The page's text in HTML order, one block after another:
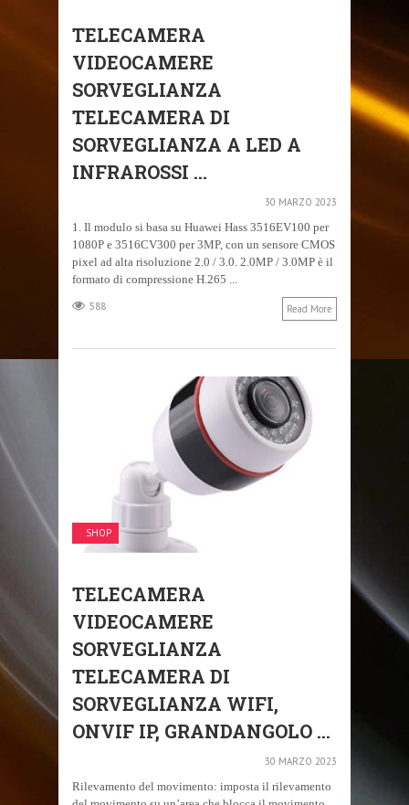
TELECAMERA
VIDEOCAMERE
SORVEGLIANZA
TELECAMERA DI
SORVEGLIANZA A LED A
INFRAROSSI ...
30 MARZO 2023
1. Il modulo si basa su Huawei Hass 3516EV100 per
1080P e 3516CV300 per 3MP, con un sensore CMOS
pixel ad alta risoluzione 2.0 / 3.0. 2.0MP / 3.0MP è il
formato di compressione H.265 ...
588 Read More
SHOP
TELECAMERA
VIDEOCAMERE
SORVEGLIANZA
TELECAMERA DI
SORVEGLIANZA WIFI,
ONVIF IP, GRANDANGOLO ...
30 MARZO 2023
Rilevamento del movimento: imposta il rilevamento